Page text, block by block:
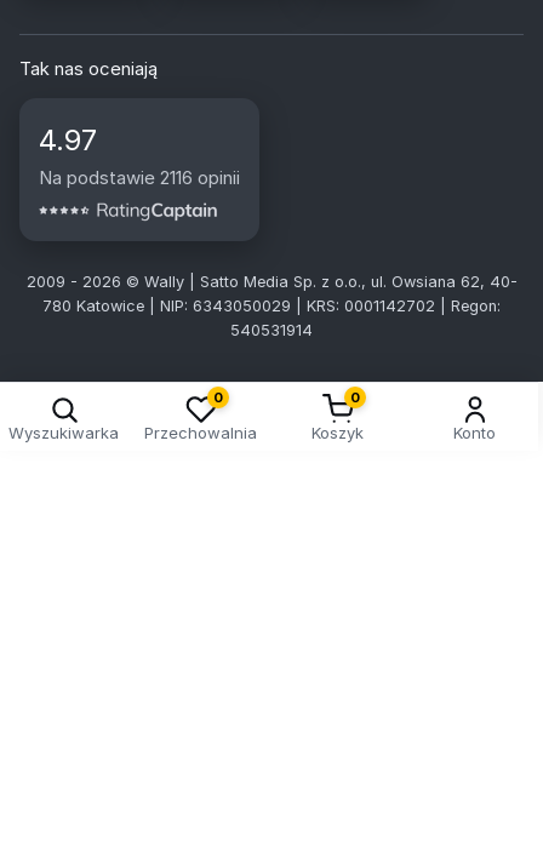
Tak nas oceniają
4.97
Na podstawie 2116 opinii
2009 - 2026 © Wally | Satto Media Sp. z o.o., ul. Owsiana 62, 40-
780 Katowice | NIP: 6343050029 | KRS: 0001142702 | Regon:
540531914
Wyszukiwarka
0
Przechowalnia
0
Koszyk Konto